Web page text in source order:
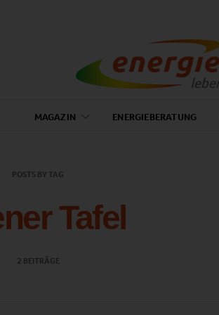
MAGAZIN ENERGIEBERATUNG
POSTS BY TAG
Tafel
2 BEITRÄGE